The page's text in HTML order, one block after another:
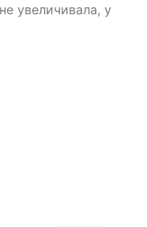
увеличивала, у